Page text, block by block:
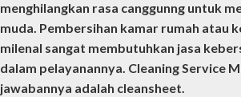
menghilangkan rasa canggunng untuk
muda. Pembersihan kamar rumah atau
milenal sangat membutuhkan jasa
dalam pelayanannya. Cleaning Service
jawabannya adalah cleansheet.